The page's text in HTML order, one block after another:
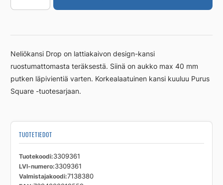
neliö
Drop
aukollinen
määrä
Neliökansi Drop on lattiakaivon design-kansi
ruostumattomasta teräksestä. Siinä on aukko max 40 mm
putken läpivientiä varten. Korkealaatuinen kansi kuuluu Purus
Square -tuotesarjaan.
TUOTETIEDOT
Tuotekoodi 3309361
LVI-numero 3309361
Valmistajakoodi 7138380